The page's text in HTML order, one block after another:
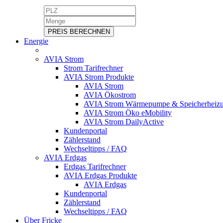
PREIS BERECHNEN
Energie
AVIA Strom
Strom Tarifrechner
AVIA Strom Produkte
AVIA Strom
AVIA Ökostrom
AVIA Strom Wärmepumpe &
AVIA Strom Öko eMobility
AVIA Strom DailyActive
Kundenportal
Zählerstand
Wechseltipps / FAQ
AVIA Erdgas
Erdgas Tarifrechner
AVIA Erdgas Produkte
AVIA Erdgas
Kundenportal
Zählerstand
Wechseltipps / FAQ
Über Fricke